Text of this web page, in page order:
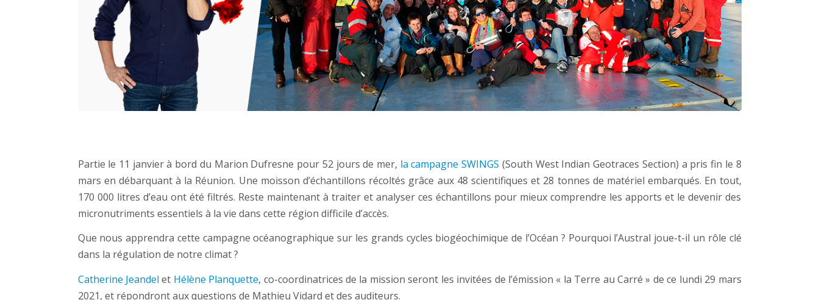
Partie le 11 janvier à bord du Marion Dufresne pour 52 jours de mer, la campagne SWINGS (South West Indian Geotraces Section) a pris fin le 8
mars en débarquant à la Réunion. Une moisson d’échantillons récoltés grâce aux 48 scientifiques et 28 tonnes de matériel embarqués. En tout,
170 000 litres d’eau ont été filtrés. Reste maintenant à traiter et analyser ces échantillons pour mieux comprendre les apports et le devenir des
micronutriments essentiels à la vie dans cette région difficile d’accès.
Que nous apprendra cette campagne océanographique sur les grands cycles biogéochimique de l’Océan ? Pourquoi l’Austral joue-t-il un rôle clé
dans la régulation de notre climat ?
Catherine Jeandelet Hélène Planquette, co-coordinatrices de la mission seront les invitées de l’émission « la Terre au Carré » de ce lundi 29 mars
2021, et répondront aux questions de Mathieu Vidard et des auditeurs.